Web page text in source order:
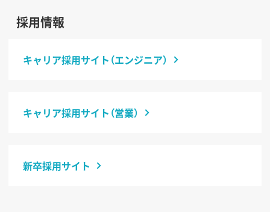
採用情報
キャリア採用サイト（エンジニア）
キャリア採用サイト（営業）
新卒採用サイト